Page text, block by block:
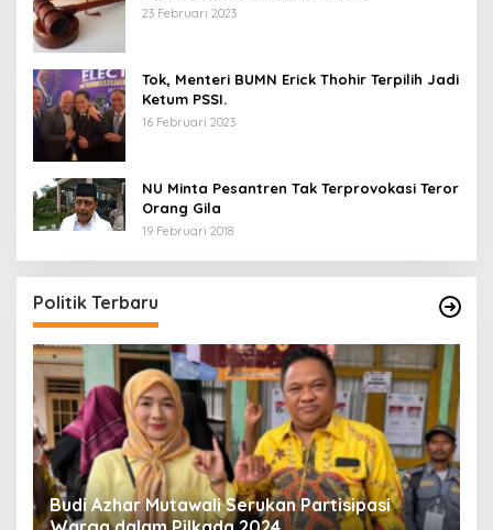
23 Februari 2023
Tok, Menteri BUMN Erick Thohir Terpilih Jadi
Ketum PSSI.
16 Februari 2023
NU Minta Pesantren Tak Terprovokasi Teror
Orang Gila
19 Februari 2018
Politik Terbaru
Mendaftar di PKB
Di Politik | 24 April 2024